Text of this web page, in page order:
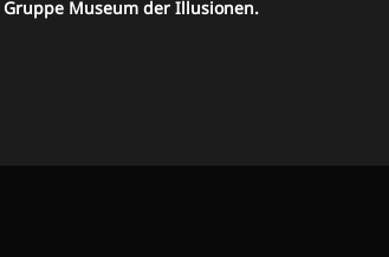
Gruppe Museum der Illusionen.